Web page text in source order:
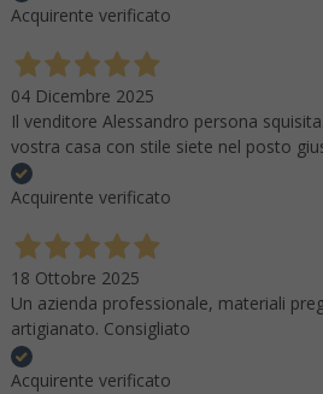
Acquirente verificato
04 Dicembre 2025
Il venditore Alessandro persona
vostra casa con stile siete nel posto
Acquirente verificato
18 Ottobre 2025
Un azienda professionale, materiali
artigianato. Consigliato
Acquirente verificato